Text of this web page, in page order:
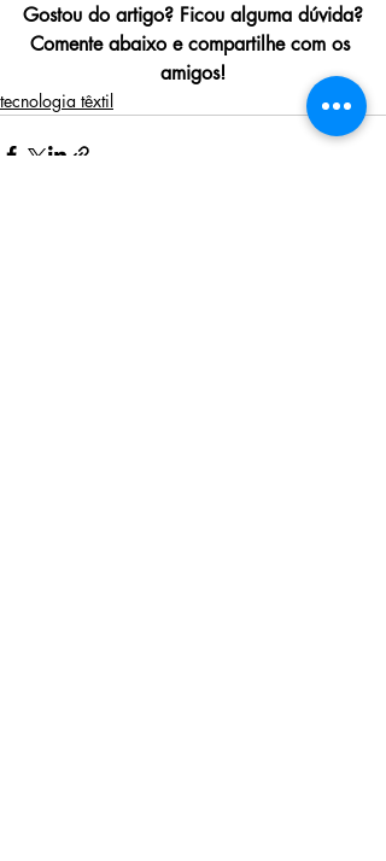
Gostou do artigo? Ficou alguma dúvida?
Comente abaixo e compartilhe com os
amigos!
tecnologia têxtil